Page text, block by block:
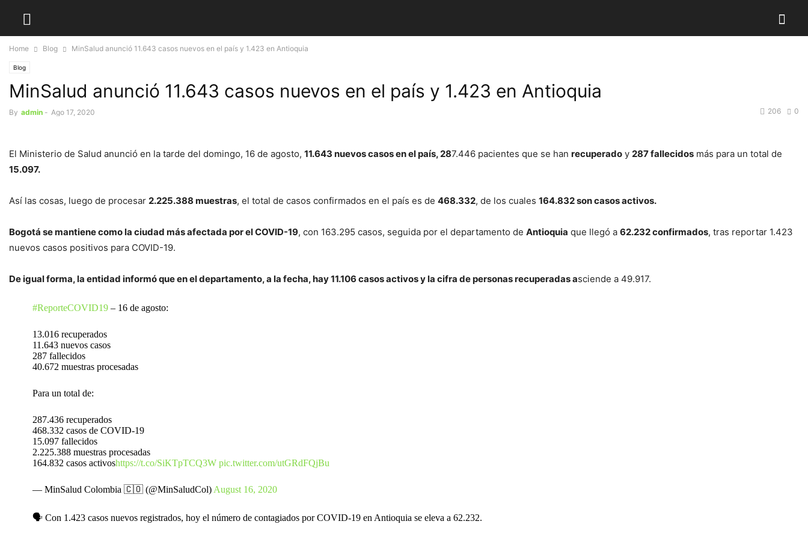
Home Blog MinSalud anunció 11.643 casos nuevos en el país y 1.423 en Antioquia
Blog
MinSalud anunció 11.643 casos nuevos en el país y 1.423 en Antioquia
By admin - Ago 17, 2020 0
206
El Ministerio de Salud anunció en la tarde del domingo, 16 de agosto, 11.643 nuevos casos en el país, 287.446 pacientes que se han recuperado y 287 fallecidos más para un total de
15.097.
Así las cosas, luego de procesar 2.225.388 muestras, el total de casos confirmados en el país es de 468.332, de los cuales 164.832 son casos activos.
Bogotá se mantiene como la ciudad más afectada por el COVID-19, con 163.295 casos, seguida por el departamento de Antioquia que llegó a 62.232 confirmados, tras reportar 1.423
nuevos casos positivos para COVID-19.
De igual forma, la entidad informó que en el departamento, a la fecha, hay 11.106 casos activos y la cifra de personas recuperadas asciende a 49.917.
#ReporteCOVID19 – 16 de agosto:
13.016 recuperados
11.643 nuevos casos
287 fallecidos
40.672 muestras procesadas
Para un total de:
287.436 recuperados
468.332 casos de COVID-19
15.097 fallecidos
2.225.388 muestras procesadas
164.832 casos activoshttps://t.co/SiKTpTCQ3W pic.twitter.com/utGRdFQjBu
— MinSalud Colombia 🇨🇴 (@MinSaludCol) August 16, 2020
🗣️ Con 1.423 casos nuevos registrados, hoy el número de contagiados por COVID-19 en Antioquia se eleva a 62.232.